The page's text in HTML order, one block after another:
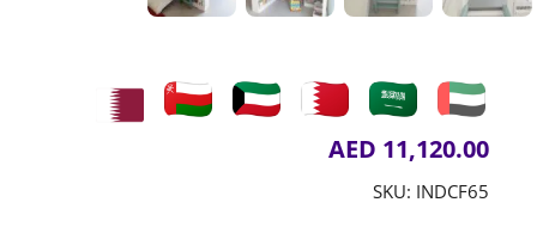
AED 11,120.00
SKU: INDCF65